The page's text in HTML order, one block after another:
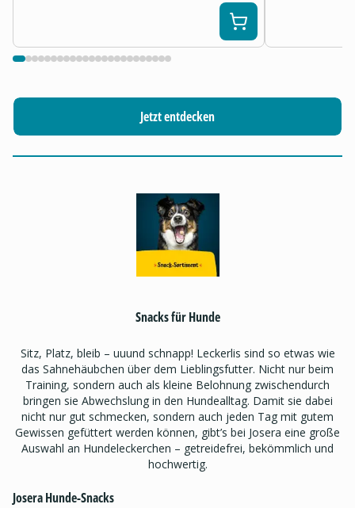
Jetzt entdecken
Snacks für Hunde
Sitz, Platz, bleib – uuund schnapp! Leckerlis sind so etwas wie
das Sahnehäubchen über dem Lieblingsfutter. Nicht nur beim
Training, sondern auch als kleine Belohnung zwischendurch
bringen sie Abwechslung in den Hundealltag. Damit sie dabei
nicht nur gut schmecken, sondern auch jeden Tag mit gutem
Gewissen gefüttert werden können, gibt’s bei Josera eine große
Auswahl an Hundeleckerchen – getreidefrei, bekömmlich und
hochwertig.
Josera Hunde-Snacks